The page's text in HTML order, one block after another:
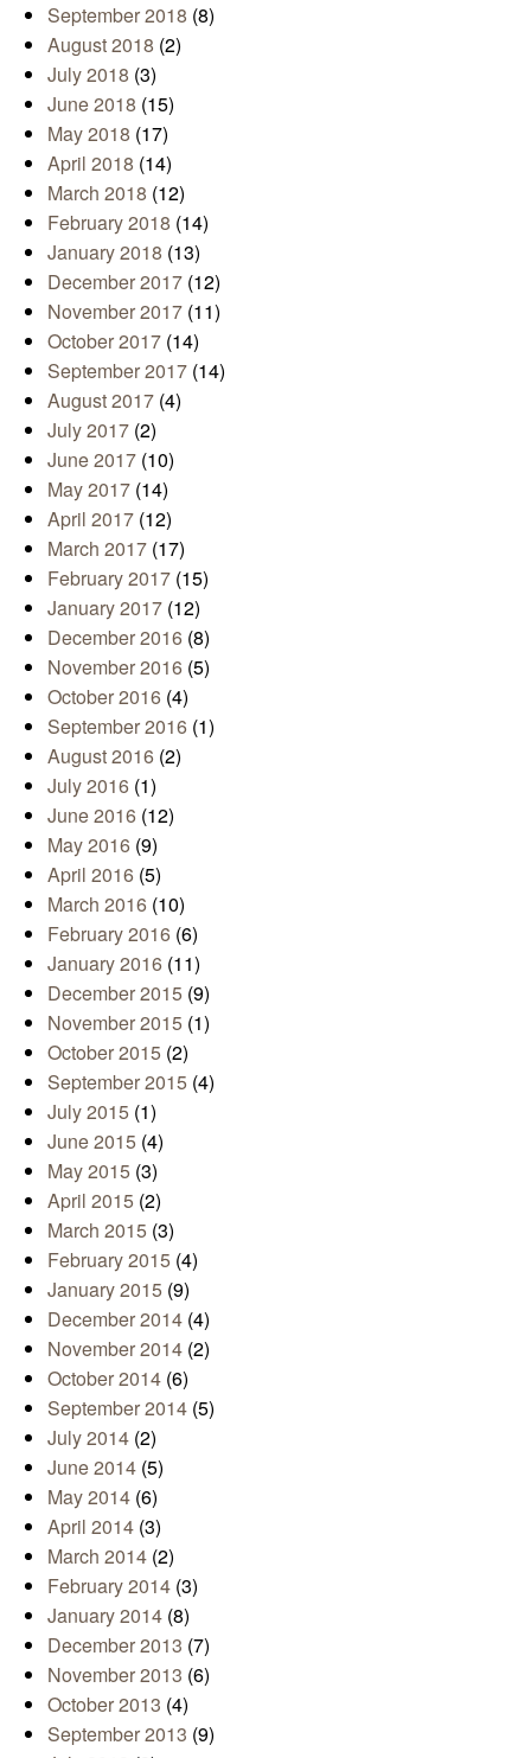
September 2018 (8)
August 2018 (2)
July 2018 (3)
June 2018 (15)
May 2018 (17)
April 2018 (14)
March 2018 (12)
February 2018 (14)
January 2018 (13)
December 2017 (12)
November 2017 (11)
October 2017 (14)
September 2017 (14)
August 2017 (4)
July 2017 (2)
June 2017 (10)
May 2017 (14)
April 2017 (12)
March 2017 (17)
February 2017 (15)
January 2017 (12)
December 2016 (8)
November 2016 (5)
October 2016 (4)
September 2016 (1)
August 2016 (2)
July 2016 (1)
June 2016 (12)
May 2016 (9)
April 2016 (5)
March 2016 (10)
February 2016 (6)
January 2016 (11)
December 2015 (9)
November 2015 (1)
October 2015 (2)
September 2015 (4)
July 2015 (1)
June 2015 (4)
May 2015 (3)
April 2015 (2)
March 2015 (3)
February 2015 (4)
January 2015 (9)
December 2014 (4)
November 2014 (2)
October 2014 (6)
September 2014 (5)
July 2014 (2)
June 2014 (5)
May 2014 (6)
April 2014 (3)
March 2014 (2)
February 2014 (3)
January 2014 (8)
December 2013 (7)
November 2013 (6)
October 2013 (4)
September 2013 (9)